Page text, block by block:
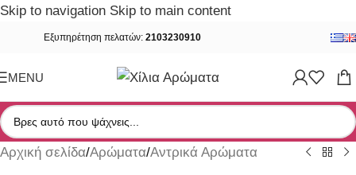
Skip to navigation Skip to main content
Εξυπηρέτηση πελατών: 2103230910
MENU
Αρχική σελίδα/Αρώματα/Αντρικά Αρώματα